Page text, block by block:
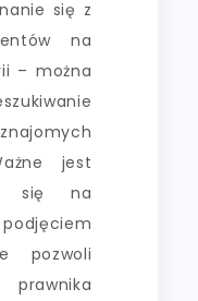
się z
na
– można
jest
się na
pozwoli
prawnika